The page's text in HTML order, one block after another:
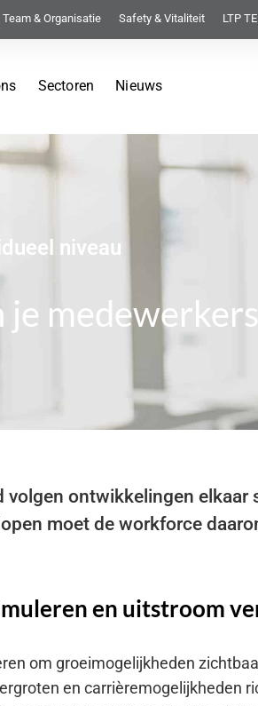
Team & Organisatie Safety & Vitaliteit LTP
Sectoren Nieuws
niveau
medewerkers
volgen ontwikkelingen elkaar
moet de workforce
en uitstroom
om groeimogelijkheden
en carrièremogelijkheden